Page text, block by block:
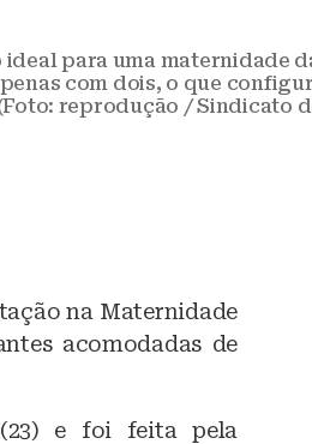
para uma maternidade
com dois, o que
reprodução / Sindicato
na Maternidade
acomodadas de
e foi feita pela